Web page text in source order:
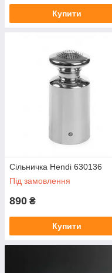
Купити
Сільничка Hendi 630136
Під замовлення
890 ₴
Купити